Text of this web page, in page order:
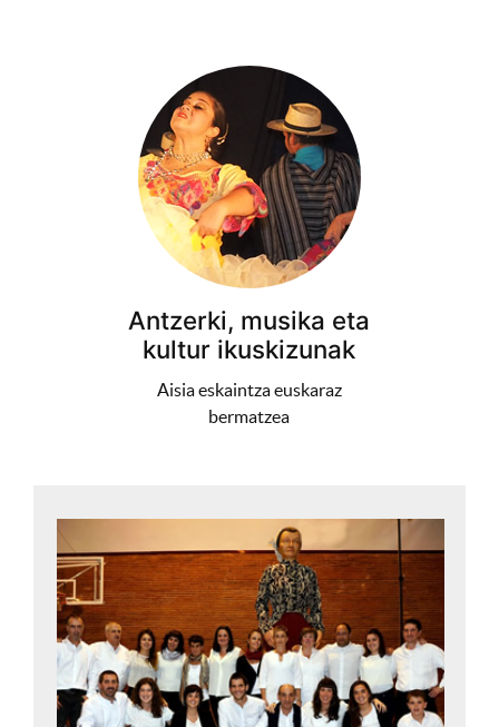
Antzerki, musika eta
kultur ikuskizunak
Aisia eskaintza euskaraz
bermatzea